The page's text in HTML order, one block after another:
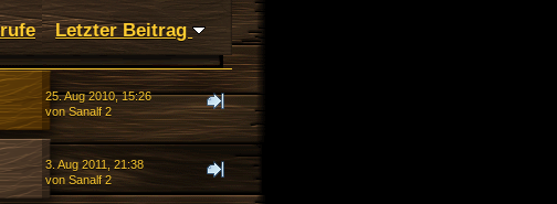
Letzter Beitrag
25. Aug 2010, 15:26
von Sanalf 2
3. Aug 2011, 21:38
von Sanalf 2